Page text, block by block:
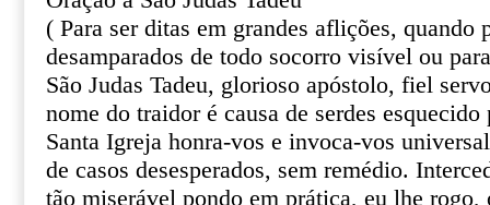
( Para ser ditas em grandes aflições, quando
desamparados de todo socorro visível ou
São Judas Tadeu, glorioso apóstolo, fiel
nome do traidor é causa de serdes
Santa Igreja honra-vos e invoca-vos
de casos desesperados, sem remédio.
tão miserável pondo em prática, eu lhe